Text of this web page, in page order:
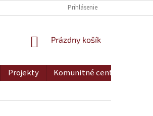
MOJA OBJEDNÁVKA
Prihlásenie
NÁKUPNÝ
Prázdny košík
Projekty Komunitné centrum